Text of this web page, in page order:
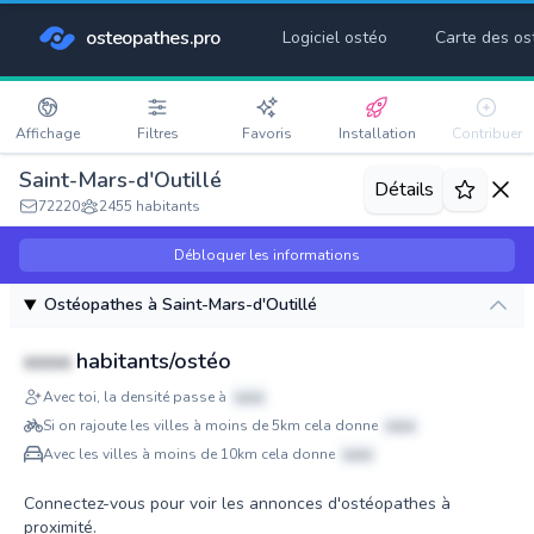
osteopathes.pro Logiciel ostéo Carte des
Affichage Filtres Favoris Installation Contribuer
Saint-Mars-d'Outillé
72220 2455 habitants
Détails
Débloquer les informations
Ostéopathes à Saint-Mars-d'Outillé
xxxx habitants/ostéo
Avec toi, la densité passe à
xxxx
Si on rajoute les villes à moins de 5km cela donne
xxxx
Avec les villes à moins de 10km cela donne
xxxx
Connectez-vous pour voir les annonces d'ostéopathes à
proximité.